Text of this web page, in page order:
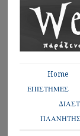
Home
ΕΠΙΣΤΗΜΕΣ
ΠΛΑΝΗΤΗΣ